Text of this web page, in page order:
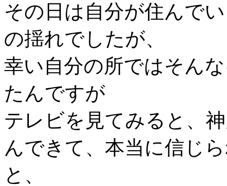
その日は自分が住んで
の揺れでしたが、
幸い自分の所ではそん
たんですが
テレビを見てみると、
んできて、本当に信じ
と、